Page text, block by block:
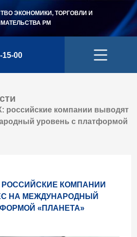
ЭКОНОМИКИ, ТОРГОВЛИ И
РМ
15-00
компании выводят
уровень с платформой
КОМПАНИИ
НА МЕЖДУНАРОДНЫЙ
«ПЛАНЕТА»